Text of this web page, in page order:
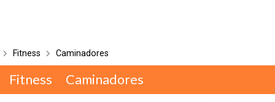
Fitness Caminadores
Fitness Caminadores